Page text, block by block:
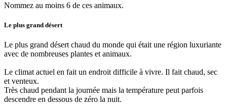
Nommez au moins 6 de ces animaux.
Le plus grand désert
Le plus grand désert chaud du monde qui était une région luxuriante
avec de nombreuses plantes et animaux.
Le climat actuel en fait un endroit difficile à vivre. Il fait chaud, sec
et venteux.
Très chaud pendant la journée mais la température peut parfois
descendre en dessous de zéro la nuit.